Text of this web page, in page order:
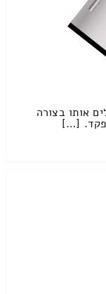
אותו בצורה
[…]